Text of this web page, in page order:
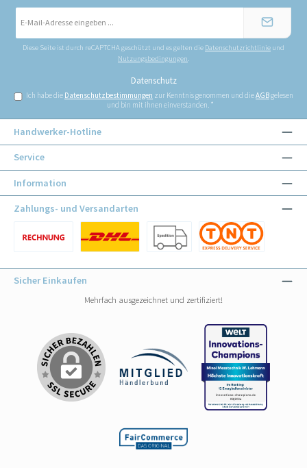
Mail-
Diese Seite ist durch reCAPTCHA geschützt und es gelten die Datenschutzrichtlinie und
Nutzungsbedingungen.
Datenschutz
Ich habe die Datenschutzbestimmungen zur Kenntnis genommen und dieAGBgelesen
und bin mit ihnen einverstanden. *
Handwerker-Hotline
Service
Information
Zahlungs- und Versandarten
Sicher Einkaufen
Mehrfach ausgezeichnet und zertifiziert!